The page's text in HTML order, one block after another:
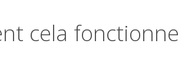
cela fonctionne